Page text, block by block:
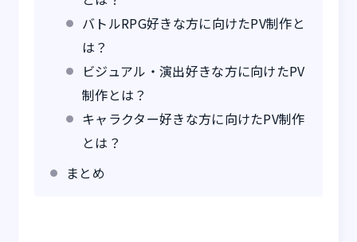
バトルRPG好きな方に向けたPV制作と
は？
ビジュアル・演出好きな方に向けたPV
制作とは？
キャラクター好きな方に向けたPV制作
とは？
まとめ